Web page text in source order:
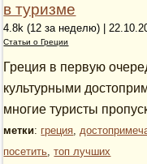
в туризме
4.8k (12 за неделю) |
Статьи о Греции
Греция в первую
культурными
многие туристы
метки: греция,
посетить,топ лучших